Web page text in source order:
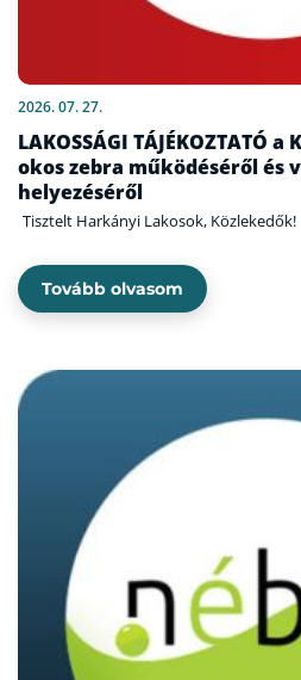
2026. 07. 27.
LAKOSSÁGI TÁJÉKOZTATÓ
okos zebra működéséről és
helyezéséről
Tisztelt Harkányi Lakosok, Közlekedők!
Tovább olvasom